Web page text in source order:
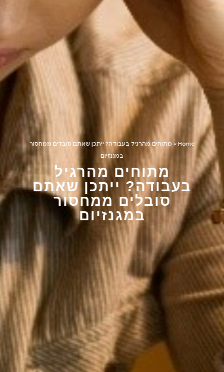
Home
» מתוחים מהרגיל בעבודה? ייתכן שאתם סובלים ממחסור
במגנזיום
מתוחים מהרגיל
בעבודה? ייתכן שאתם
סובלים ממחסור
במגנזיום